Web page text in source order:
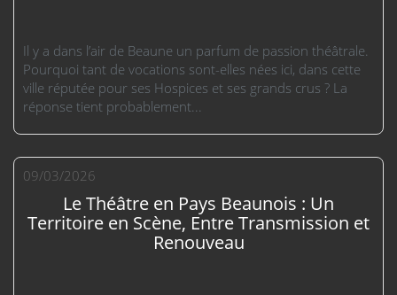
Il y a dans l’air de Beaune un parfum de passion théâtrale.
Pourquoi tant de vocations sont-elles nées ici, dans cette
ville réputée pour ses Hospices et ses grands crus ? La
réponse tient probablement...
09/03/2026
Le Théâtre en Pays Beaunois : Un
Territoire en Scène, Entre Transmission et
Renouveau